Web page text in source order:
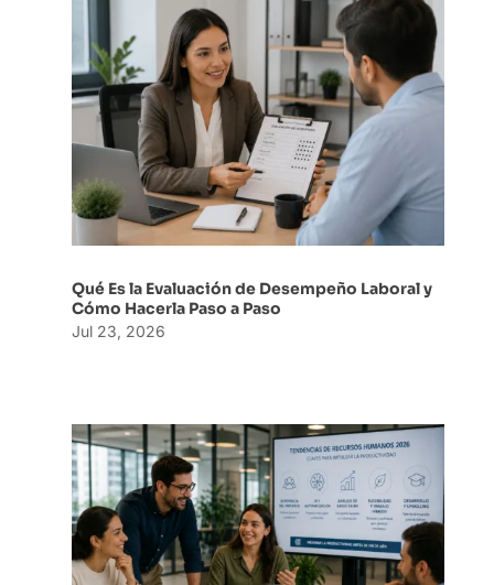
Qué Es la Evaluación de Desempeño Laboral y
Cómo Hacerla Paso a Paso
Jul 23, 2026